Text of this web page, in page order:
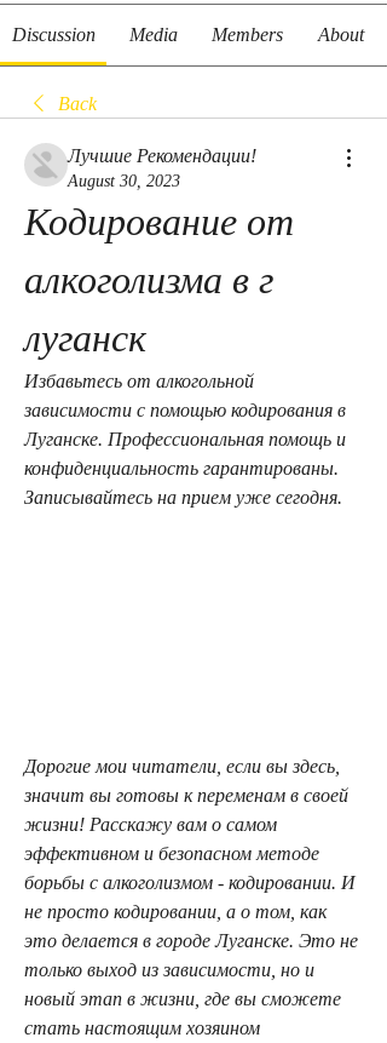
Discussion Media Members About
Back
Лучшие Рекомендации!
August 30, 2023
Кодирование от
алкоголизма в г
луганск
Избавьтесь от алкогольной
зависимости с помощью кодирования в
Луганске. Профессиональная помощь и
конфиденциальность гарантированы.
Записывайтесь на прием уже сегодня.
Дорогие мои читатели, если вы здесь,
значит вы готовы к переменам в своей
жизни! Расскажу вам о самом
эффективном и безопасном методе
борьбы с алкоголизмом - кодировании. И
не просто кодировании, а о том, как
это делается в городе Луганске. Это не
только выход из зависимости, но и
новый этап в жизни, где вы сможете
стать настоящим хозяином